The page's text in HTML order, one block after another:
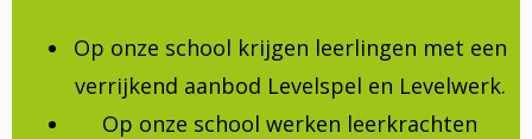
Op onze school krijgen leerlingen met een
verrijkend aanbod Levelspel en Levelwerk.
Op onze school werken leerkrachten